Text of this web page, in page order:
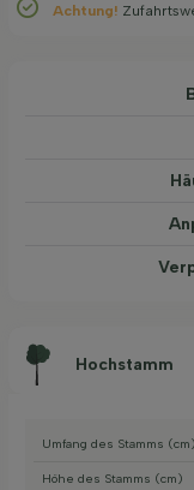
Achtung!
Hochstamm
Umfang des Stamms (cm)
Höhe des Stamms (cm)